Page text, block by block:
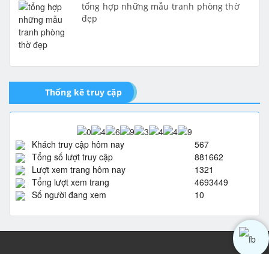
tổng hợp những mẫu tranh phòng thờ
đẹp
Thống kê truy cập
Khách truy cập hôm nay
567
Tổng số lượt truy cập
881662
Lượt xem trang hôm nay
1321
Tổng lượt xem trang
4693449
Số người đang xem
10